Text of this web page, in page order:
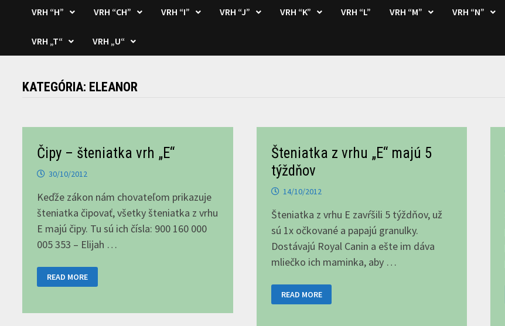
VRH “H” VRH “CH” VRH “I” VRH “J” VRH “K” VRH “L” VRH “M” VRH “N”
VRH „T“ VRH „U“
KATEGÓRIA: ELEANOR
Čipy – šteniatka vrh „E“
30/10/2012
Keďže zákon nám chovateľom prikazuje
šteniatka čipovať, všetky šteniatka z vrhu
E majú čipy. Tu sú ich čísla: 900 160 000
005 353 – Elijah …
–
ŠTENIATKA
READ MORE
Šteniatka z vrhu „E“ majú 5
týždňov
14/10/2012
Šteniatka z vrhu E zavŕšili 5 týždňov, už
sú 1x očkované a papajú granulky.
Dostávajú Royal Canin a ešte im dáva
mliečko ich maminka, aby …
Z
VRHU
READ MORE